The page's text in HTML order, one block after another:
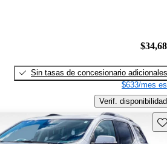
Sin tasas de concesionario adicionales
$633/mes
Verif. disponibilidad